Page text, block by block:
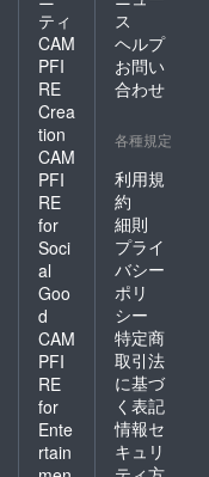
ティ
CAM
PFI
RE
Crea
tion
CAM
PFI
RE
for
Soci
al
Goo
d
CAM
PFI
RE
for
Ente
rtain
ス
ヘルプ
お問い
合わせ
各種規定
利用規
約
細則
プライ
バシー
ポリ
シー
特定商
取引法
に基づ
く表記
情報セ
キュリ